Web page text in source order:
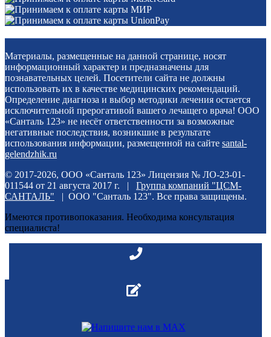
Материалы, размещенные на данной странице, носят
информационный характер и предназначены для
познавательных целей. Посетители сайта не должны
использовать их в качестве медицинских рекомендаций.
Определение диагноза и выбор методики лечения остается
исключительной прерогативой вашего лечащего врача! ООО
«Санталь 123» не несёт ответственности за возможные
негативные последствия, возникшие в результате
использования информации, размещенной на сайте santal-
gelendzhik.ru
© 2017-2026, ООО «Санталь 123» Лицензия № ЛО-23-01-
011544 от 21 августа 2017 г. | Группа компаний "ЦСМ-
САНТАЛЬ" | ООО "Санталь 123". Все права защищены.
Имеются противопоказания. Необходима консультация
специалиста!